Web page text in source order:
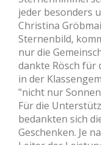
jeder besonders
Christina
Sternenbild,
nur die
dankte Rösch für
in der
"nicht nur
Für die
bedankten sich
Geschenken. Je